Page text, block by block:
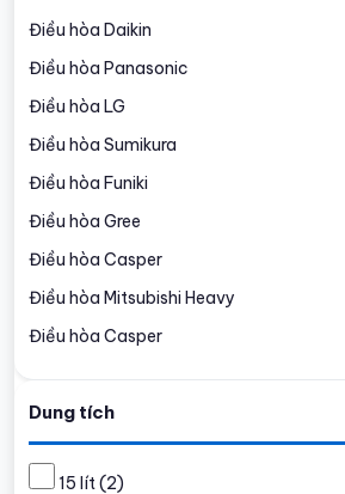
Điều hòa Daikin
Điều hòa Panasonic
Điều hòa LG
Điều hòa Sumikura
Điều hòa Funiki
Điều hòa Gree
Điều hòa Casper
Điều hòa Mitsubishi Heavy
Điều hòa Casper
Dung tích
15 lít(2)